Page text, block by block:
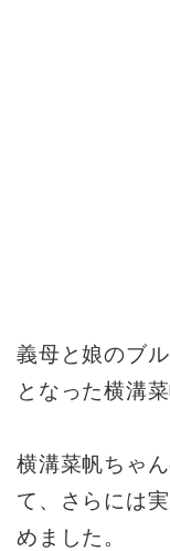
義母と娘のブ
となった横溝菜
横溝菜帆ちゃ
て、さらには
めました。